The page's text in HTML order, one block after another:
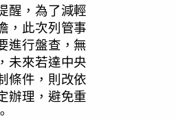
醒，為了減輕
，此次列管事
進行盤查，無
未來若達中央
條件，則改依
辦理，避免重